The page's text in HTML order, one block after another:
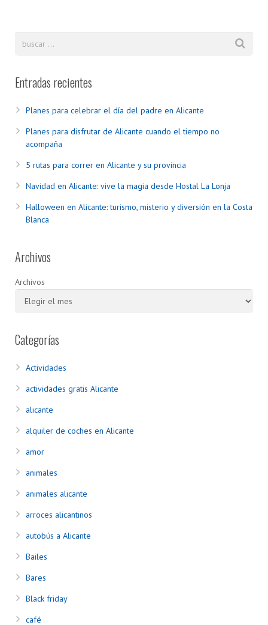
Entradas recientes
Planes para celebrar el día del padre en Alicante
Planes para disfrutar de Alicante cuando el tiempo no
acompaña
5 rutas para correr en Alicante y su provincia
Navidad en Alicante: vive la magia desde Hostal La Lonja
Halloween en Alicante: turismo, misterio y diversión en la Costa
Blanca
Archivos
Archivos
Categorías
Actividades
actividades gratis Alicante
alicante
alquiler de coches en Alicante
amor
animales
animales alicante
arroces alicantinos
autobús a Alicante
Bailes
Bares
Black friday
café